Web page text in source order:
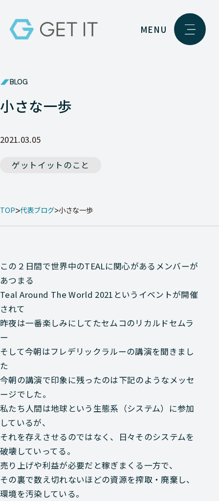
MENU
BLOG
小さな一歩
2021.03.05
ゲットイットのこと
TOP 代表ブログ 小さな一歩
この２日間で世界中のTEALに関心があるメンバーが
あつまる
Teal Around The World 2021というイベントが開催
されて
昨夜は一番楽しみにしてたセムコのリカルドセムラ
ー
そして今朝はフレデリックラルーの講演を聞きまし
た
今朝の講演で印象に残ったのは下記のようなメッセ
ージでした。
私たち人間は地球という生態系（システム）に参加
しているが、
それを存えさせるのではなく、日々そのシステムを
破壊していってる。
売り上げや利益が必要だと稼ぎまくる一方で、
その裏で数え切れないほどの資源を搾取・廃棄し、
環境を汚染している。